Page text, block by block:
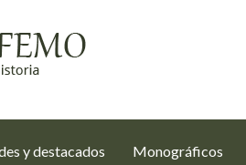
y destacados Monográficos